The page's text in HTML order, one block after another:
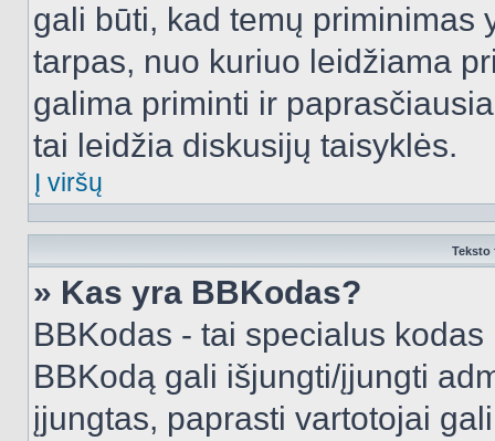
gali būti, kad temų priminimas
tarpas, nuo kuriuo leidžiama
galima priminti ir
tai leidžia diskusijų taisyklės.
Į viršų
Teksto
» Kas yra BBKodas?
BBKodas - tai specialus
BBKodą gali išjungti/įjungti
įjungtas, paprasti vartotojai